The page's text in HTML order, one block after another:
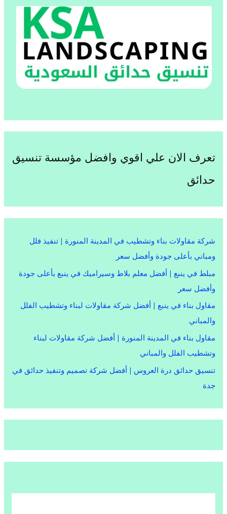
تعرف الان علي اقوي وافضل مؤسسة تنسيق
حدائق
شركة مقاولات بناء وتشطيب في المدينة المنورة | تنفيذ فلل
ومباني بأعلى جودة وأفضل سعر
مبلط في ينبع | أفضل معلم بلاط وسيراميك في ينبع بأعلى جودة
وأفضل سعر
مقاول بناء في ينبع | أفضل شركة مقاولات لبناء وتشطيب الفلل
والمباني
مقاول بناء في المدينة المنورة | أفضل شركة مقاولات لبناء
وتشطيب الفلل والمباني
تنسيق حدائق درة العروس | أفضل شركة تصميم وتنفيذ حدائق في
جدة